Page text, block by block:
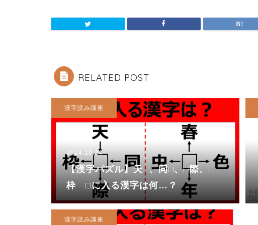
RELATED POST
漢字読み講座
2024.10.24
【漢字パズル】天□、同□、□際、□
枠 □に入る漢字は何…？
漢字読み講座